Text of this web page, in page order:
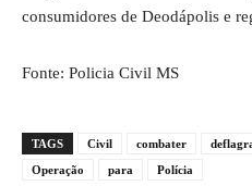
consumidores de Deodápolis e
Fonte: Policia Civil MS
TAGS Civil combater
Operação
para Polícia